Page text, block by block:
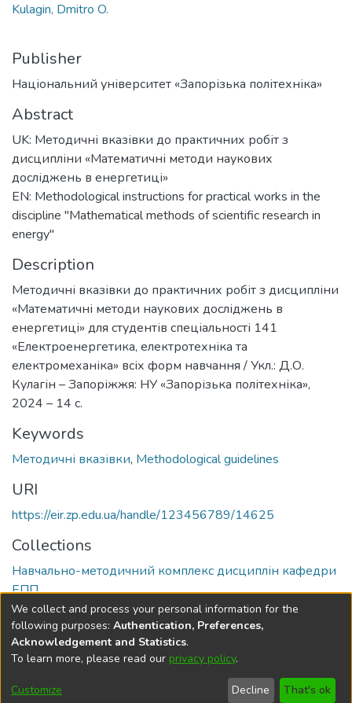
Kulagin, Dmitro O.
Publisher
Національний університет «Запорізька політехніка»
Abstract
UK: Методичні вказівки до практичних робіт з
дисципліни «Математичні методи наукових
досліджень в енергетиці»
EN: Methodological instructions for practical works in the
discipline "Mathematical methods of scientific research in
energy"
Description
Методичні вказівки до практичних робіт з дисципліни
«Математичні методи наукових досліджень в
енергетиці» для студентів спеціальності 141
«Електроенергетика, електротехніка та
електромеханіка» всіх форм навчання / Укл.: Д.О.
Кулагін – Запоріжжя: НУ «Запорізька політехніка»,
2024 – 14 с.
Keywords
Методичні вказівки, Methodological guidelines
URI
https://eir.zp.edu.ua/handle/123456789/14625
Collections
Навчально-методичний комплекс дисциплін кафедри
ЕПП
Full item page
DSpace softwarecopyright © 2002-2026
Cookie
End User
Send
We collect and process your personal information for the
following purposes: Authentication, Preferences,
Acknowledgement and Statistics.
To learn more, please read our privacy policy.
Customize Decline That's ok